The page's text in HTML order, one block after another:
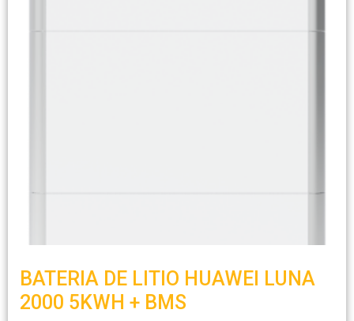
BATERIA DE LITIO HUAWEI LUNA
2000 5KWH + BMS